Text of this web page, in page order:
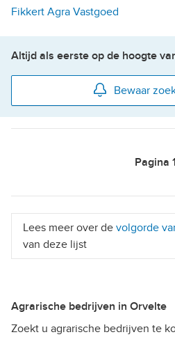
Fikkert Agra Vastgoed
Altijd als eerste op de hoogte
Bewaar
Pagina 1
Lees meer over de volgorde
van deze lijst
Agrarische bedrijven in Orvelte
Zoekt u agrarische bedrijven te